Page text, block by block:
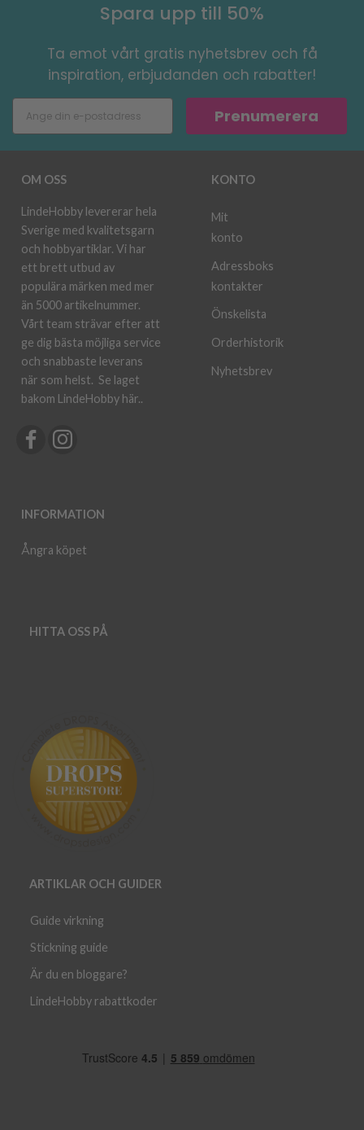
Spara upp till 50%
Ta emot vårt gratis nyhetsbrev och få
inspiration, erbjudanden och rabatter!
Prenumerera
OM OSS
LindeHobby levererar hela
Sverige med kvalitetsgarn
och hobbyartiklar. Vi har
ett brett utbud av
populära märken med mer
än 5000 artikelnummer.
Vårt team strävar efter att
ge dig bästa möjliga service
och snabbaste leverans
när som helst. Se laget
bakom LindeHobby här..
INFORMATION
Ångra köpet
KONTO
Mit
konto
Adressboks
kontakter
Önskelista
Orderhistorik
Nyhetsbrev
HITTA OSS PÅ
ARTIKLAR OCH GUIDER
Guide virkning
Stickning guide
Är du en bloggare?
LindeHobby rabattkoder